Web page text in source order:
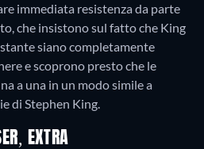
immediata resistenza da parte
che insistono sul fatto che King
siano completamente
e scoprono presto che le
a una in un modo simile a
di Stephen King.
EXTRA